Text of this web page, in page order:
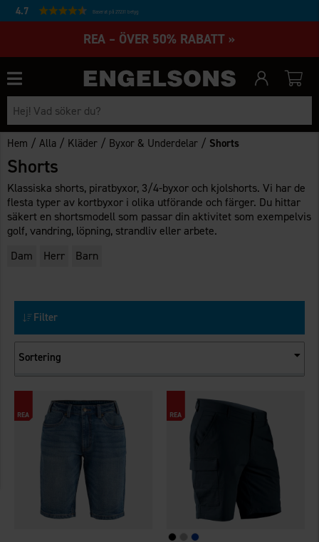
4.7 Baserat på 27231 betyg
REA – ÖVER 50% RABATT »
Hem /Alla / Kläder / Byxor & Underdelar / Shorts
Shorts
Klassiska shorts, piratbyxor, 3/4-byxor och kjolshorts. Vi har de
flesta typer av kortbyxor i olika utförande och färger. Du hittar
säkert en shortsmodell som passar din aktivitet som exempelvis
golf, vandring, löpning, strandliv eller arbete.
Dam
Herr Barn
Filter
Sortering